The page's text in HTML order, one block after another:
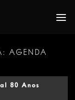
AGENDA
80 Anos